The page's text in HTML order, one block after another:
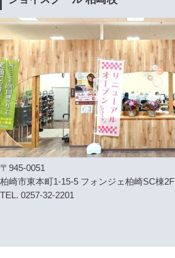
〒945-0051
柏崎市東本町1-15-5 フォンジェ柏崎SC棟2F
TEL. 0257-32-2201